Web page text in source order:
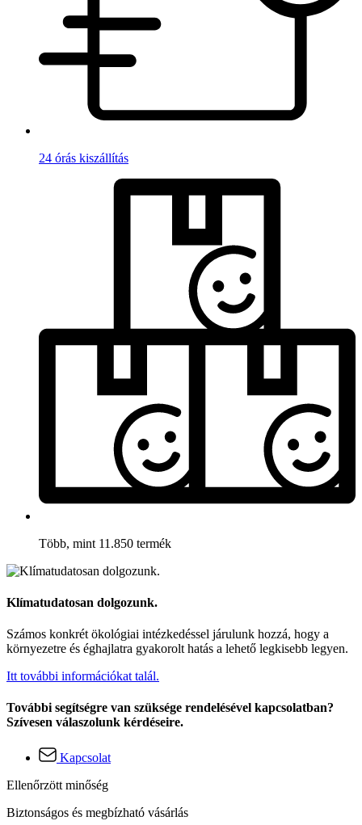
24 órás kiszállítás
Több, mint 11.850 termék
Klímatudatosan dolgozunk.
Számos konkrét ökológiai intézkedéssel járulunk hozzá, hogy a
környezetre és éghajlatra gyakorolt hatás a lehető legkisebb legyen.
Itt további információkat talál.
További segítségre van szüksége rendelésével kapcsolatban?
Szívesen válaszolunk kérdéseire.
Kapcsolat
Ellenőrzött minőség
Biztonságos és megbízható vásárlás